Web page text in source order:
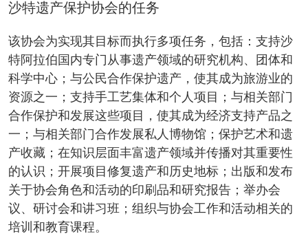
沙特遗产保护协会的任务
该协会为实现其目标而执行多项任务，包括：支持沙
特阿拉伯国内专门从事遗产领域的研究机构、团体和
科学中心；与公民合作保护遗产，使其成为旅游业的
资源之一；支持手工艺集体和个人项目；与相关部门
合作保护和发展这些项目，使其成为经济支持产品之
一；与相关部门合作发展私人博物馆；保护艺术和遗
产收藏；在知识层面丰富遗产领域并传播对其重要性
的认识；开展项目修复遗产和历史地标；出版和发布
关于协会角色和活动的印刷品和研究报告；举办会
议、研讨会和讲习班；组织与协会工作和活动相关的
培训和教育课程。